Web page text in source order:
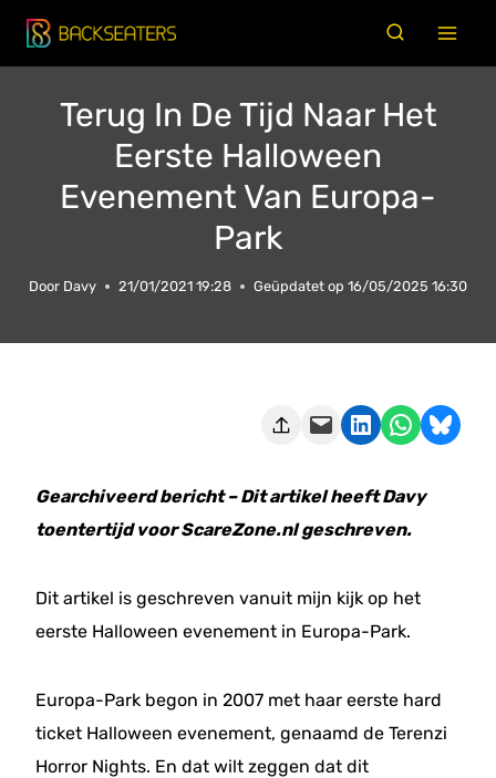
Doorgaan
naar
Terug In De Tijd Naar Het
Eerste Halloween
Evenement Van Europa-
Park
Door Davy 21/01/2021 19:28 Geüpdatet op 16/05/2025 16:30
Deze pagina e-mailen Delen op LinkedIn Delen via WhatsApp Share on Bluesky
Gearchiveerd bericht – Dit artikel heeft Davy
toentertijd voor ScareZone.nl geschreven.
Dit artikel is geschreven vanuit mijn kijk op het
eerste Halloween evenement in Europa-Park.
Europa-Park begon in 2007 met haar eerste hard
ticket Halloween evenement, genaamd de Terenzi
Horror Nights. En dat wilt zeggen dat dit